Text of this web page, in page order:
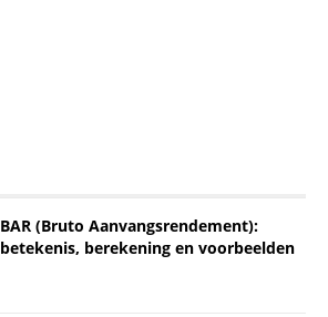
BAR (Bruto Aanvangsrendement):
betekenis, berekening en voorbeelden